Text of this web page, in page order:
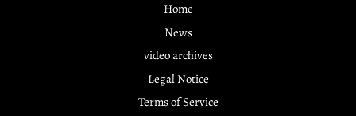
Home
News
video archives
Legal Notice
Terms of Service